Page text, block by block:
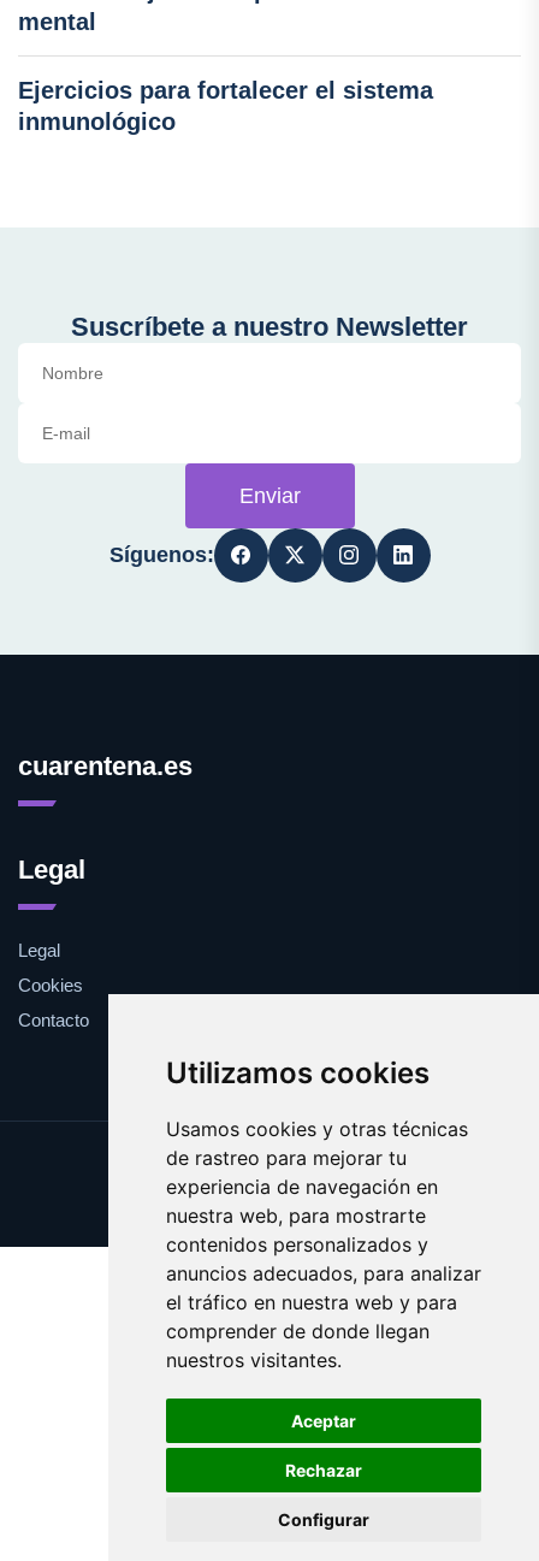
Utilizamos cookies
Usamos cookies y otras técnicas
de rastreo para mejorar tu
experiencia de navegación en
nuestra web, para mostrarte
contenidos personalizados y
anuncios adecuados, para analizar
el tráfico en nuestra web y para
comprender de donde llegan
nuestros visitantes.
Aceptar
Rechazar
Configurar
mental
Ejercicios para fortalecer el sistema
inmunológico
Suscríbete a nuestro Newsletter
Enviar
Síguenos:
cuarentena.es
Legal
Legal
Cookies
Contacto
Update cookies preferences
Copyright © 2025 cuarentena.es